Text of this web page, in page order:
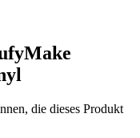
die dieses Produkt